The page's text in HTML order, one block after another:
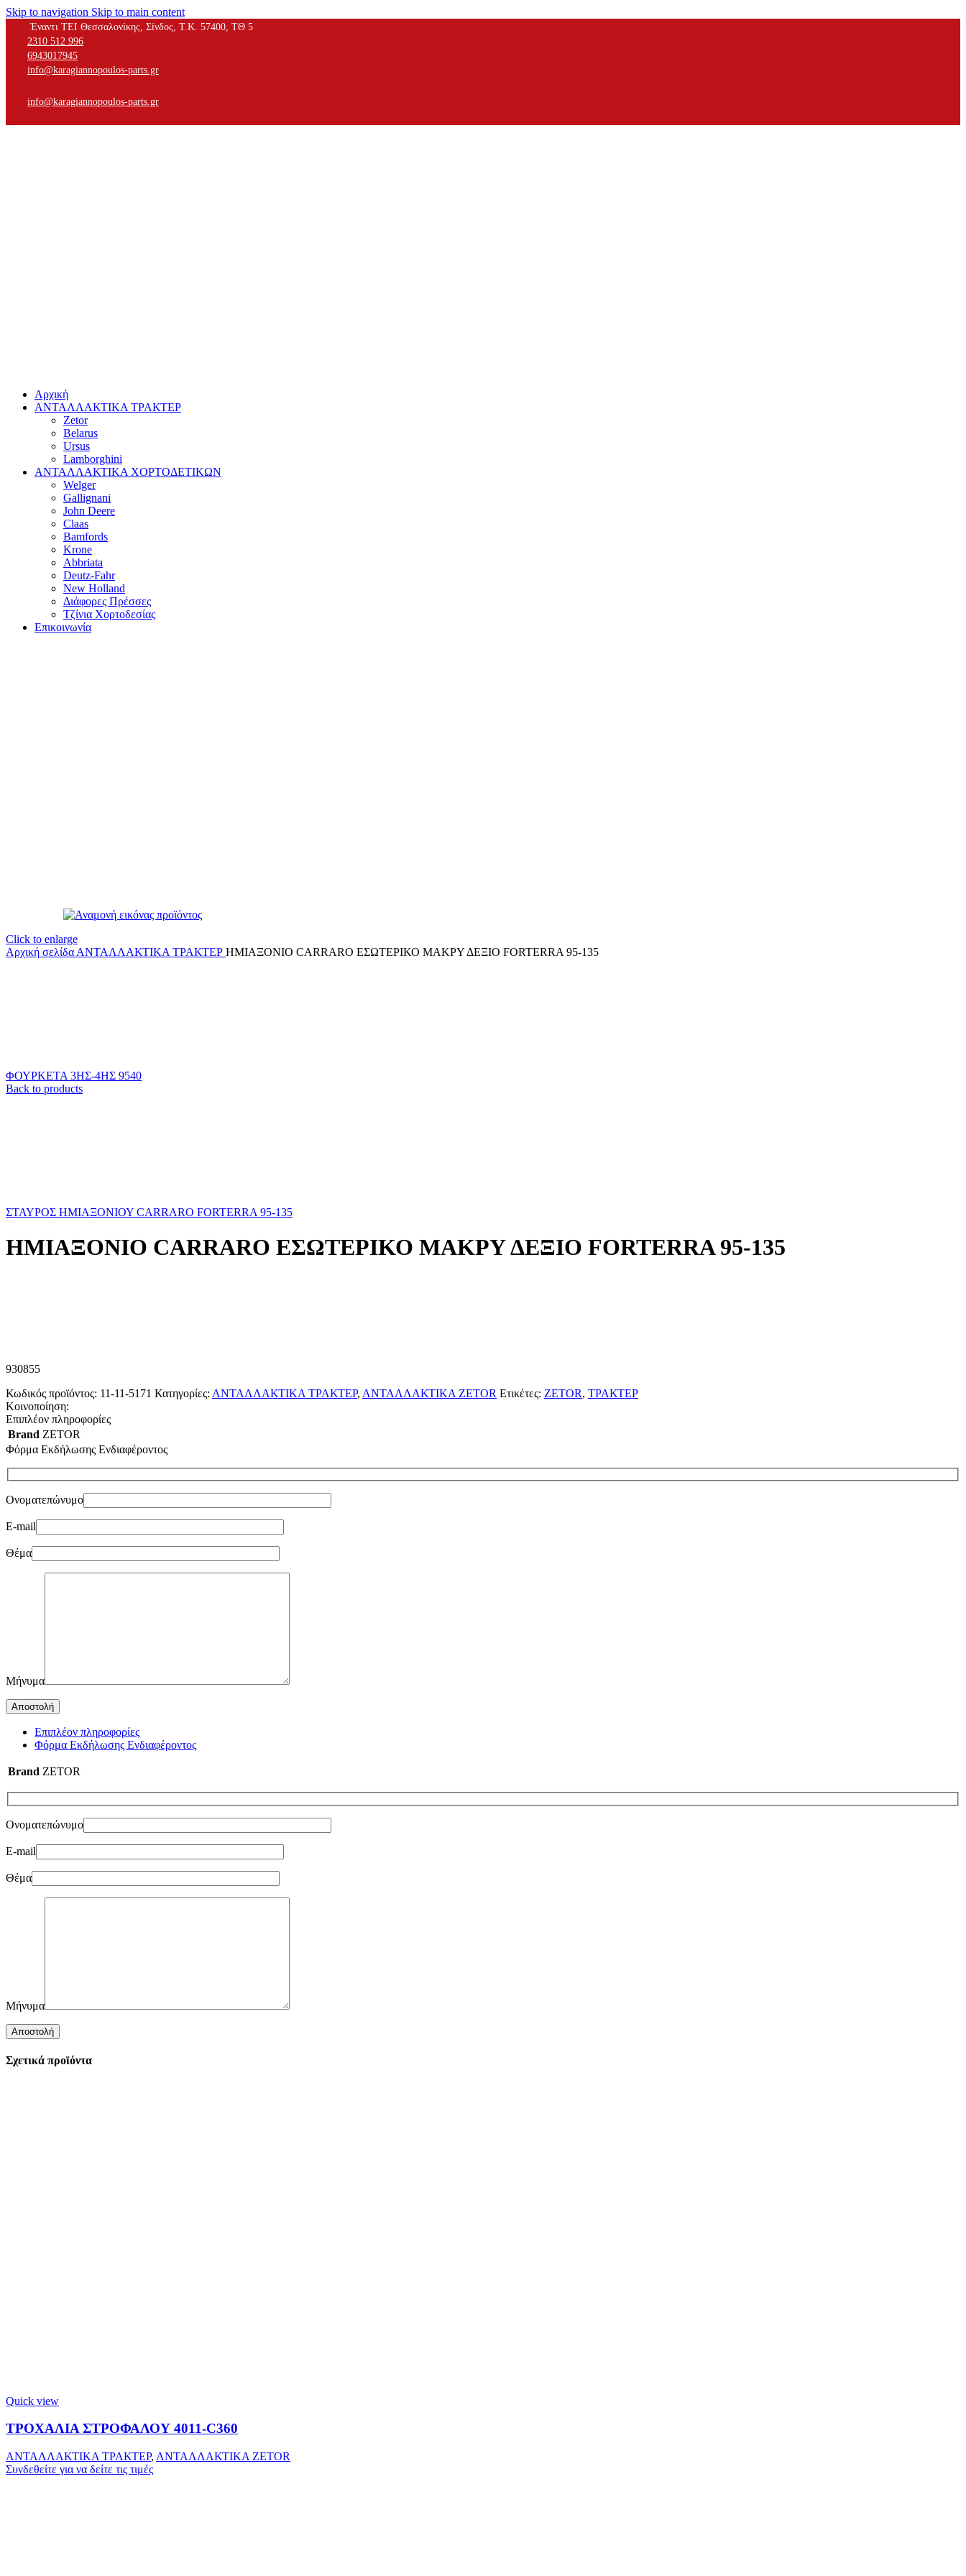
Skip to navigation Skip to main content
Έναντι ΤΕΙ Θεσσαλονίκης, Σίνδος, Τ.Κ. 57400, ΤΘ 5
2310 512 996
6943017945
info@karagiannopoulos-parts.gr
info@karagiannopoulos-parts.gr
Αρχική
ΑΝΤΑΛΛΑΚΤΙΚΑ ΤΡΑΚΤΕΡ
Zetor
Belarus
Ursus
Lamborghini
ΑΝΤΑΛΛΑΚΤΙΚΑ ΧΟΡΤΟΔΕΤΙΚΩΝ
Welger
Gallignani
John Deere
Claas
Bamfords
Krone
Abbriata
Deutz-Fahr
New Holland
Διάφορες Πρέσσες
Τζίνια Χορτοδεσίας
Επικοινωνία
Click to enlarge
Αρχική σελίδα ΑΝΤΑΛΛΑΚΤΙΚΑ ΤΡΑΚΤΕΡ ΗΜΙΑΞΟΝΙΟ CARRARO ΕΣΩΤΕΡΙΚΟ ΜΑΚΡΥ ΔΕΞΙΟ FORTERRA 95-135
ΦΟΥΡΚΕΤΑ 3ΗΣ-4ΗΣ 9540
Back to products
ΣΤΑΥΡΟΣ ΗΜΙΑΞΟΝΙΟΥ CARRARO FORTERRA 95-135
ΗΜΙΑΞΟΝΙΟ CARRARO ΕΣΩΤΕΡΙΚΟ ΜΑΚΡΥ ΔΕΞΙΟ FORTERRA 95-135
930855
Κωδικός προϊόντος: 11-11-5171 Κατηγορίες: ΑΝΤΑΛΛΑΚΤΙΚΑ ΤΡΑΚΤΕΡ, ΑΝΤΑΛΛΑΚΤΙΚΑ ZETOR Ετικέτες: ZETOR, ΤΡΑΚΤΕΡ
Κοινοποίηση:
Επιπλέον πληροφορίες
Brand ZETOR
Φόρμα Εκδήλωσης Ενδιαφέροντος
Ονοματεπώνυμο
E-mail
Θέμα
Μήνυμα
Επιπλέον πληροφορίες
Φόρμα Εκδήλωσης Ενδιαφέροντος
Brand ZETOR
Ονοματεπώνυμο
E-mail
Θέμα
Μήνυμα
Σχετικά προϊόντα
Quick view
ΤΡΟΧΑΛΙΑ ΣΤΡΟΦΑΛΟΥ 4011-C360
ΑΝΤΑΛΛΑΚΤΙΚΑ ΤΡΑΚΤΕΡ, ΑΝΤΑΛΛΑΚΤΙΚΑ ZETOR
Συνδεθείτε για να δείτε τις τιμές